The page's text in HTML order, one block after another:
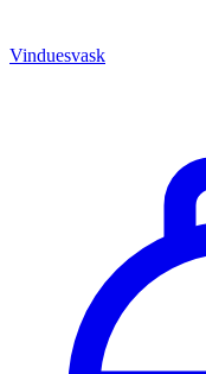
Vinduesvask